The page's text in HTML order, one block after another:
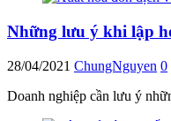
Những lưu ý khi lập
28/04/2021 ChungNguyen 0
Doanh nghiệp cần lưu ý